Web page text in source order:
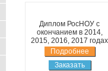
Диплом РосНОУ с
окончанием в 2014,
2015, 2016, 2017 годах
Подробнее
Заказать